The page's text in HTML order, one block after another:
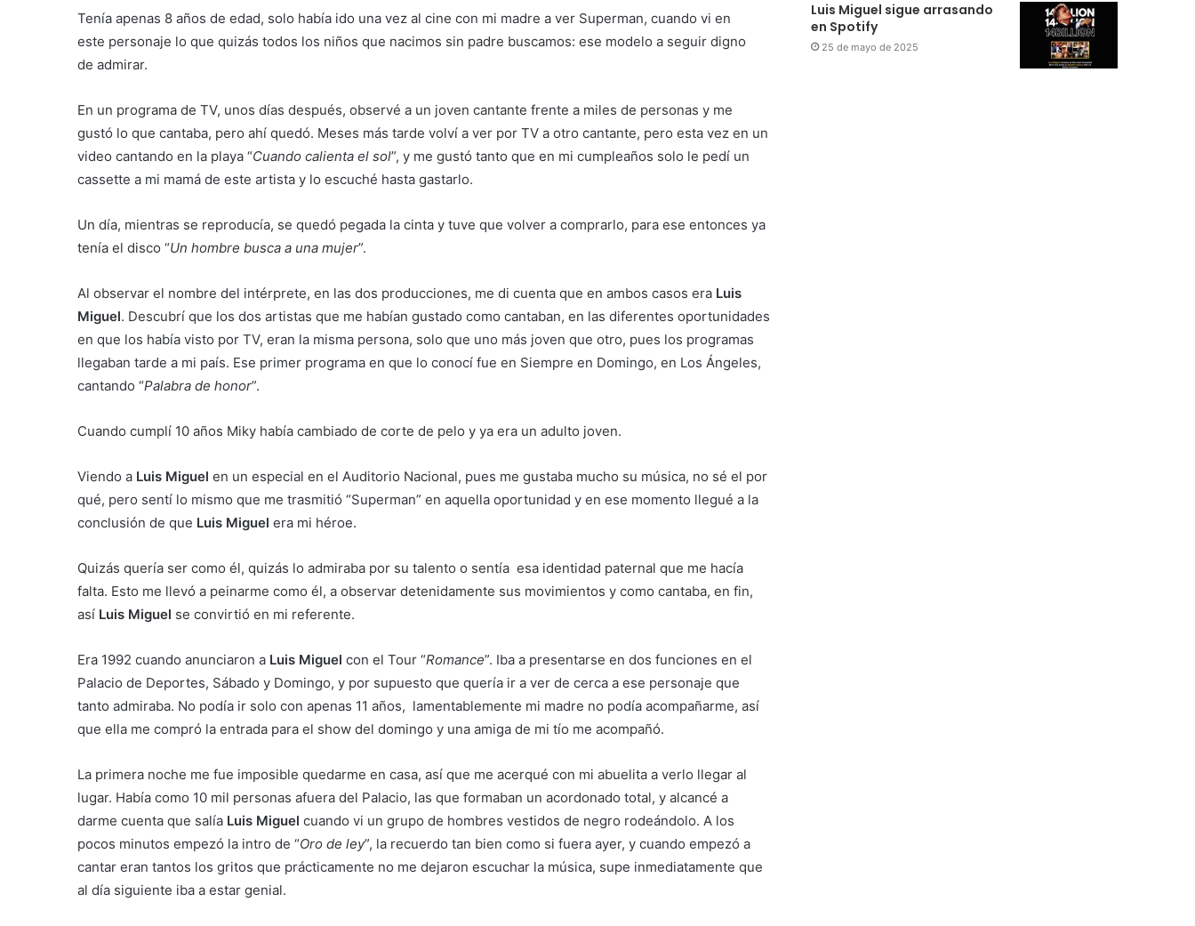
Tenía apenas 8 años de edad, solo había ido una vez al cine con mi madre a ver Superman, cuando vi en
este personaje lo que quizás todos los niños que nacimos sin padre buscamos: ese modelo a seguir digno
de admirar.
En un programa de TV, unos días después, observé a un joven cantante frente a miles de personas y me
gustó lo que cantaba, pero ahí quedó. Meses más tarde volví a ver por TV a otro cantante, pero esta vez en un
video cantando en la playa “Cuando calienta el sol”, y me gustó tanto que en mi cumpleaños solo le pedí un
cassette a mi mamá de este artista y lo escuché hasta gastarlo.
Un día, mientras se reproducía, se quedó pegada la cinta y tuve que volver a comprarlo, para ese entonces ya
tenía el disco “Un hombre busca a una mujer”.
Al observar el nombre del intérprete, en las dos producciones, me di cuenta que en ambos casos era Luis
Miguel. Descubrí que los dos artistas que me habían gustado como cantaban, en las diferentes oportunidades
en que los había visto por TV, eran la misma persona, solo que uno más joven que otro, pues los programas
llegaban tarde a mi país. Ese primer programa en que lo conocí fue en Siempre en Domingo, en Los Ángeles,
cantando “Palabra de honor”.
Cuando cumplí 10 años Miky había cambiado de corte de pelo y ya era un adulto joven.
Viendo a Luis Miguel en un especial en el Auditorio Nacional, pues me gustaba mucho su música, no sé el por
qué, pero sentí lo mismo que me trasmitió “Superman” en aquella oportunidad y en ese momento llegué a la
conclusión de que Luis Miguel era mi héroe.
Quizás quería ser como él, quizás lo admiraba por su talento o sentía esa identidad paternal que me hacía
falta. Esto me llevó a peinarme como él, a observar detenidamente sus movimientos y como cantaba, en fin,
así Luis Miguel se convirtió en mi referente.
Era 1992 cuando anunciaron a Luis Miguel con el Tour “Romance”. Iba a presentarse en dos funciones en el
Palacio de Deportes, Sábado y Domingo, y por supuesto que quería ir a ver de cerca a ese personaje que
tanto admiraba. No podía ir solo con apenas 11 años, lamentablemente mi madre no podía acompañarme, así
que ella me compró la entrada para el show del domingo y una amiga de mi tío me acompañó.
La primera noche me fue imposible quedarme en casa, así que me acerqué con mi abuelita a verlo llegar al
lugar. Había como 10 mil personas afuera del Palacio, las que formaban un acordonado total, y alcancé a
darme cuenta que salía Luis Miguel cuando vi un grupo de hombres vestidos de negro rodeándolo. A los
pocos minutos empezó la intro de “Oro de ley”, la recuerdo tan bien como si fuera ayer, y cuando empezó a
cantar eran tantos los gritos que prácticamente no me dejaron escuchar la música, supe inmediatamente que
al día siguiente iba a estar genial.
Luis Miguel sigue arrasando
en Spotify
25 de mayo de 2025